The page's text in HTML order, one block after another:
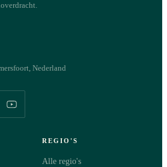
Nederland
REGIO'S
Alle regio's